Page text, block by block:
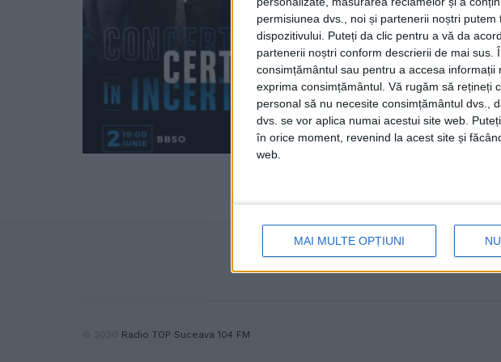
permisiunea dvs., noi și partenerii noștri
dispozitivului. Puteți da clic pentru a vă da
partenerii noștri conform descrierii de mai
consimțământul sau pentru a accesa
exprima consimțământul. Vă rugăm să rețineți
personal să nu necesite consimțământul dvs.,
dvs. se vor aplica numai acestui site web.
în orice moment, revenind la acest site și
web.
MAI MULTE OPȚIUNI
10 MAI, 2023
În zilele de 2 și 3
„Filarmonia”, ...
Radio TOP Suceava 104 FM